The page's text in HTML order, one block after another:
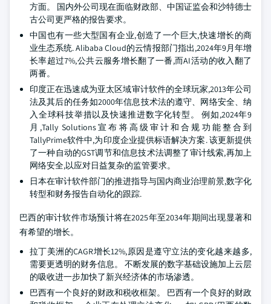
方面。 国内外公司现在面临财政部、中国证监会和沙特德士
古公司更严格的报告要求。
中国也有一些大型国有企业,创造了一个巨大,快速增长的商
业生态系统. Alibaba Cloud的云情报部门指出,2024年9月年增
长率超过7%,公共云服务增长翻了一番,而AI活动的收入翻了
两番。
印度正在迅速成为亚太区域审计软件的全球玩家,2013年公司
法及其后的任务如2000年信息技术法的遵守、网络安全、纳
入全球科技举措以及快速推进数字化转型。 例如,2024年9
月,Tally Solutions宣布将高级审计和合规功能整合到
TallyPrime软件中,为印度企业提供标语解决方案. 该更新提供
了一种自动的GST调节和信息技术法调整了审计线索,再加上
网络安全,以应对日益复杂的监管要求。
日本在审计软件部门的推进指导与国内商业治理前景,数字化
转型和财务报告自动化的跟踪.
巴西的审计软件市场预计将在2025年至2034年期间出现显著和
有希望的增长。
拉丁美洲的CAGR增长12%,原因是遵守立法的变化越来越多,
需要更透明的财务信息。 不断发展的数字基础设施加上云层
的吸收进一步加快了新兴经济体的市场渗透。
巴西有一个良好的财政和税收框架。 巴西有一个良好的财政